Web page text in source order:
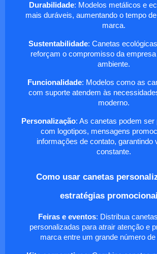
Durabilidade: Modelos metálicos e
mais duráveis, aumentando o tempo
marca.
Sustentabilidade: Canetas
reforçam o compromisso da
ambiente.
Funcionalidade: Modelos como as
com suporte atendem às
moderno.
Personalização: As canetas podem ser
com logotipos, mensagens
informações de contato, garantindo
constante.
Como usar canetas
estratégias
Feiras e eventos: Distribua
personalizadas para atrair atenção e
marca entre um grande número